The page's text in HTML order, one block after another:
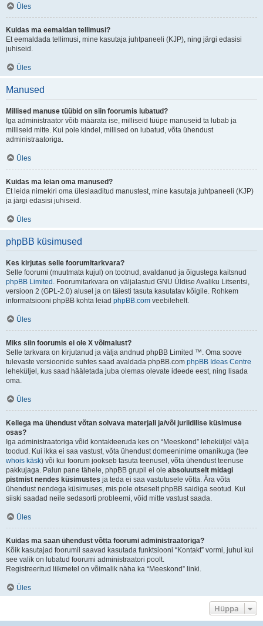
Üles
Kuidas ma eemaldan tellimusi?
Et eemaldada tellimusi, mine kasutaja juhtpaneeli (KJP), ning järgi edasisi
juhiseid.
Üles
Manused
Millised manuse tüübid on siin foorumis lubatud?
Iga administraator võib määrata ise, milliseid tüüpe manuseid ta lubab ja
milliseid mitte. Kui pole kindel, millised on lubatud, võta ühendust
administraatoriga.
Üles
Kuidas ma leian oma manused?
Et leida nimekiri oma üleslaaditud manustest, mine kasutaja juhtpaneeli (KJP)
ja järgi edasisi juhiseid.
Üles
phpBB küsimused
Kes kirjutas selle foorumitarkvara?
Selle foorumi (muutmata kujul) on tootnud, avaldanud ja õigustega kaitsnud
phpBB Limited . Foorumitarkvara on väljalastud GNU Üldise Avaliku Litsentsi,
versioon 2 (GPL-2.0) alusel ja on täiesti tasuta kasutatav kõigile. Rohkem
informatsiooni phpBB kohta leiad phpBB.com veebilehelt.
Üles
Miks siin foorumis ei ole X võimalust?
Selle tarkvara on kirjutanud ja välja andnud phpBB Limited ™. Oma soove
tulevaste versioonide suhtes saad avaldada phpBB.com phpBB Ideas Centre
leheküljel, kus saad hääletada juba olemas olevate ideede eest, ning lisada
oma.
Üles
Kellega ma ühendust võtan solvava materjali ja/või juriidilise küsimuse
osas?
Iga administraatoriga võid kontakteeruda kes on “Meeskond” leheküljel välja
toodud. Kui ikka ei saa vastust, võta ühendust domeeninime omanikuga (tee
whois käsk) või kui foorum jookseb tasuta teenusel, võta ühendust teenuse
pakkujaga. Palun pane tähele, phpBB grupil ei ole absoluutselt midagi
pistmist nendes küsimustes ja teda ei saa vastutusele võtta. Ära võta
ühendust nendega küsimuses, mis pole otseselt phpBB saidiga seotud. Kui
siiski saadad neile sedasorti probleemi, võid mitte vastust saada.
Üles
Kuidas ma saan ühendust võtta foorumi administraatoriga?
Kõik kasutajad foorumil saavad kasutada funktsiooni “Kontakt” vormi, juhul kui
see valik on lubatud foorumi administraatori poolt.
Registreeritud liikmetel on võimalik näha ka “Meeskond” linki.
Üles
Hüppa